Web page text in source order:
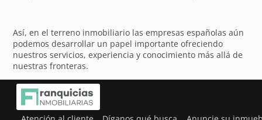
Así, en el terreno inmobiliario las empresas españolas aún
podemos desarrollar un papel importante ofreciendo
nuestros servicios, experiencia y conocimiento más allá de
nuestras fronteras.